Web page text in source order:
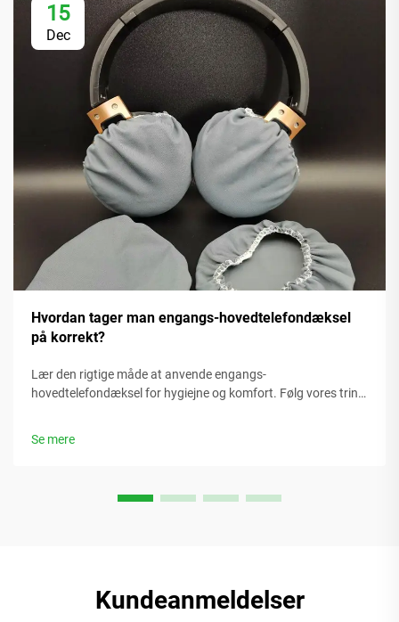
15
Dec
Hvordan tager man engangs-hovedtelefondæksel
på korrekt?
Lær den rigtige måde at anvende engangs-
hovedtelefondæksel for hygiejne og komfort. Følg vores trin-
Se mere
Kundeanmeldelser